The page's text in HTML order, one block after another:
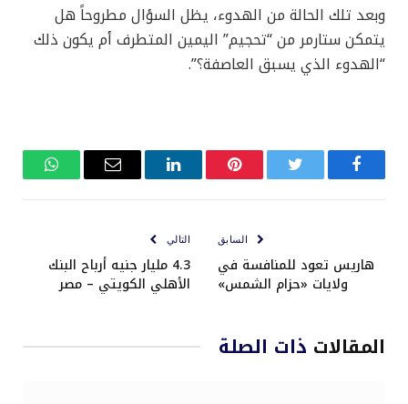
وبعد تلك الحالة من الهدوء، يظل السؤال مطروحاً هل
يتمكن ستارمر من “تحجيم” اليمين المتطرف أم يكون ذلك
“الهدوء الذي يسبق العاصفة؟”.
فيسبوك تويتر بينتيريستلينكدإن
البريد
واتساب
السابق
هاريس تعود للمنافسة في
ولايات «حزام الشمس»
التالي
4.3 مليار جنيه أرباح البنك
الأهلي الكويتي – مصر
المقالات ذات الصلة